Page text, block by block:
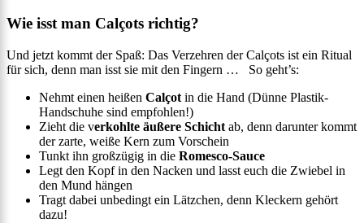
Wie isst man Calçots richtig?
Und jetzt kommt der Spaß: Das Verzehren der Calçots ist ein Ritual
für sich, denn man isst sie mit den Fingern … So geht’s:
Nehmt einen heißen Calçot in die Hand (Dünne Plastik-
Handschuhe sind empfohlen!)
Zieht die verkohlte äußere Schicht ab, denn darunter kommt
der zarte, weiße Kern zum Vorschein
Tunkt ihn großzügig in die Romesco-Sauce
Legt den Kopf in den Nacken und lasst euch die Zwiebel in
den Mund hängen
Tragt dabei unbedingt ein Lätzchen, denn Kleckern gehört
dazu!